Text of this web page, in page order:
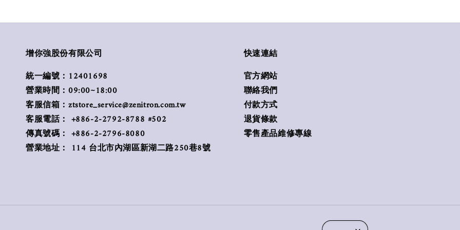
增你強股份有限公司
統一編號：12401698
營業時間：09:00~18:00
客服信箱：ztstore_service@zenitron.com.tw
客服電話： +886-2-2792-8788 #502
傳真號碼： +886-2-2796-8080
營業地址： 114 台北市內湖區新湖二路250巷8號
快速連結
官方網站
聯絡我們
付款方式
退貨條款
零售產品維修專線